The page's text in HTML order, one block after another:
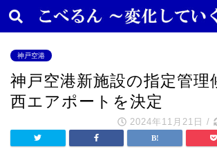
神戸空港
神戸空港新施設の指定管理
西エアポートを決定
2024年11月21日 /